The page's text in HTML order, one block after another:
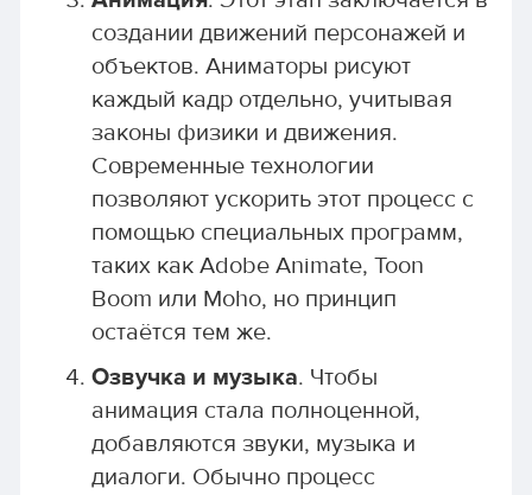
создании движений персонажей и
объектов. Аниматоры рисуют
каждый кадр отдельно, учитывая
законы физики и движения.
Современные технологии
позволяют ускорить этот процесс с
помощью специальных программ,
таких как Adobe Animate, Toon
Boom или Moho, но принцип
остаётся тем же.
Озвучка и музыка. Чтобы
анимация стала полноценной,
добавляются звуки, музыка и
диалоги. Обычно процесс